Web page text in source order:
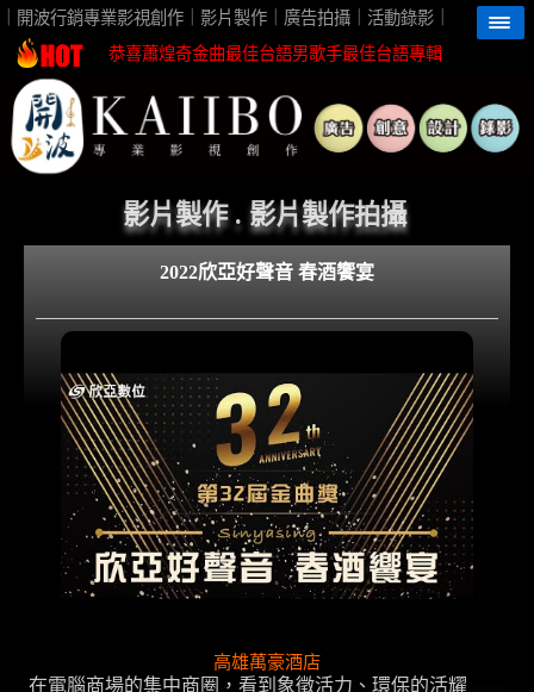
｜開波行銷專業影視創作｜影片製作｜廣告拍攝｜活動錄影｜
高雄影片製作首選開波行銷最佳視覺團隊夥伴
恭喜蕭煌奇金曲最佳台語男歌手最佳台語專輯
蕭煌奇鼓勵身障朋友一起親近海洋無障礙
開波行銷專業影片製作 企劃創意高觀看短影音
高雄影片製作首選開波行銷最佳視覺團隊夥伴
恭喜蕭煌奇金曲最佳台語男歌手最佳台語專輯
恭喜96分鐘榮獲第62屆金馬獎最佳視覺效果
開波行銷專業影片製作 企劃創意高觀看短影音
影片製作 . 影片製作拍攝
2022欣亞好聲音 春酒饗宴
高雄萬豪酒店
在電腦商場的集中商圈，看到象徵活力、環保的活耀